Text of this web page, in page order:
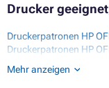
Drucker
Druckerpatronen HP
Druckerpatronen HP
Druckerpatronen HP
Druckerpatronen HP
Mehr anzeigen